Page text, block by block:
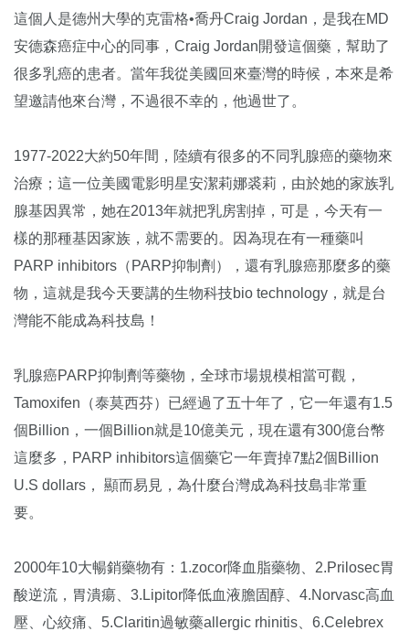
這個人是德州大學的克雷格•喬丹Craig Jordan，是我在MD
安德森癌症中心的同事，Craig Jordan開發這個藥，幫助了
很多乳癌的患者。當年我從美國回來臺灣的時候，本來是希
望邀請他來台灣，不過很不幸的，他過世了。
1977-2022大約50年間，陸續有很多的不同乳腺癌的藥物來
治療；這一位美國電影明星安潔莉娜裘莉，由於她的家族乳
腺基因異常，她在2013年就把乳房割掉，可是，今天有一
樣的那種基因家族，就不需要的。因為現在有一種藥叫
PARP inhibitors（PARP抑制劑），還有乳腺癌那麼多的藥
物，這就是我今天要講的生物科技bio technology，就是台
灣能不能成為科技島！
乳腺癌PARP抑制劑等藥物，全球市場規模相當可觀，
Tamoxifen（泰莫西芬）已經過了五十年了，它一年還有1.5
個Billion，一個Billion就是10億美元，現在還有300億台幣
這麼多，PARP inhibitors這個藥它一年賣掉7點2個Billion
U.S dollars， 顯而易見，為什麼台灣成為科技島非常重
要。
2000年10大暢銷藥物有：1.zocor降血脂藥物、2.Prilosec胃
酸逆流，胃潰瘍、3.Lipitor降低血液膽固醇、4.Norvasc高血
壓、心絞痛、5.Claritin過敏藥allergic rhinitis、6.Celebrex